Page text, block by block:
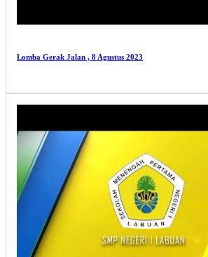
Lomba Gerak Jalan , 8 Agustus 2023